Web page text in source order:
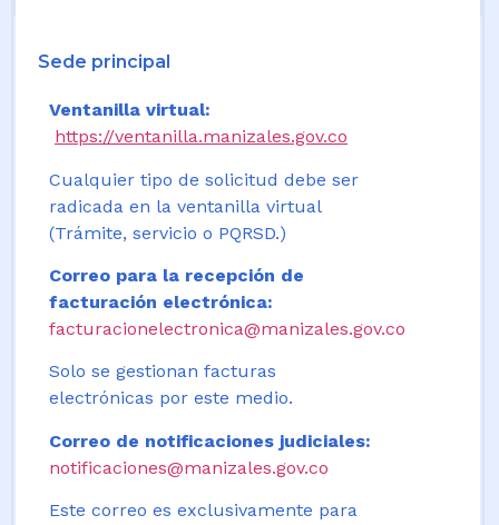
Sede principal
Ventanilla virtual:
https://ventanilla.manizales.gov.co
Cualquier tipo de solicitud debe ser
radicada en la ventanilla virtual
(Trámite, servicio o PQRSD.)
Correo para la recepción de
facturación electrónica:
facturacionelectronica@manizales.gov.co
Solo se gestionan facturas
electrónicas por este medio.
Correo de notificaciones judiciales:
notificaciones@manizales.gov.co
Este correo es exclusivamente para